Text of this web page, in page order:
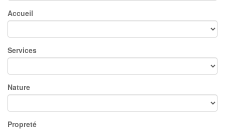
Accueil
Services
Nature
Propreté